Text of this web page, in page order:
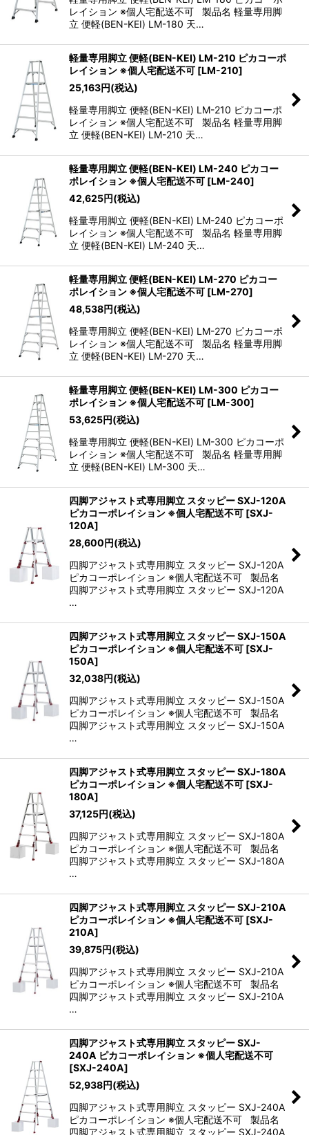
レイション ※個人宅配送不可 製品名 軽量専用脚
立 便軽(BEN-KEI) LM-180 天…
軽量専用脚立 便軽(BEN-KEI) LM-210 ピカコーポ
レイション ※個人宅配送不可 [LM-210]
25,163円(税込)
軽量専用脚立 便軽(BEN-KEI) LM-210 ピカコーポ
レイション ※個人宅配送不可 製品名 軽量専用脚
立 便軽(BEN-KEI) LM-210 天…
軽量専用脚立 便軽(BEN-KEI) LM-240 ピカコー
ポレイション ※個人宅配送不可 [LM-240]
42,625円(税込)
軽量専用脚立 便軽(BEN-KEI) LM-240 ピカコーポ
レイション ※個人宅配送不可 製品名 軽量専用脚
立 便軽(BEN-KEI) LM-240 天…
軽量専用脚立 便軽(BEN-KEI) LM-270 ピカコー
ポレイション ※個人宅配送不可 [LM-270]
48,538円(税込)
軽量専用脚立 便軽(BEN-KEI) LM-270 ピカコーポ
レイション ※個人宅配送不可 製品名 軽量専用脚
立 便軽(BEN-KEI) LM-270 天…
軽量専用脚立 便軽(BEN-KEI) LM-300 ピカコー
ポレイション ※個人宅配送不可 [LM-300]
53,625円(税込)
軽量専用脚立 便軽(BEN-KEI) LM-300 ピカコーポ
レイション ※個人宅配送不可 製品名 軽量専用脚
立 便軽(BEN-KEI) LM-300 天…
四脚アジャスト式専用脚立 スタッピー SXJ-120A
ピカコーポレイション ※個人宅配送不可 [SXJ-
120A]
28,600円(税込)
四脚アジャスト式専用脚立 スタッピー SXJ-120A
ピカコーポレイション ※個人宅配送不可 製品名
四脚アジャスト式専用脚立 スタッピー SXJ-120A
…
四脚アジャスト式専用脚立 スタッピー SXJ-150A
ピカコーポレイション ※個人宅配送不可 [SXJ-
150A]
32,038円(税込)
四脚アジャスト式専用脚立 スタッピー SXJ-150A
ピカコーポレイション ※個人宅配送不可 製品名
四脚アジャスト式専用脚立 スタッピー SXJ-150A
…
四脚アジャスト式専用脚立 スタッピー SXJ-180A
ピカコーポレイション ※個人宅配送不可 [SXJ-
180A]
37,125円(税込)
四脚アジャスト式専用脚立 スタッピー SXJ-180A
ピカコーポレイション ※個人宅配送不可 製品名
四脚アジャスト式専用脚立 スタッピー SXJ-180A
…
四脚アジャスト式専用脚立 スタッピー SXJ-210A
ピカコーポレイション ※個人宅配送不可 [SXJ-
210A]
39,875円(税込)
四脚アジャスト式専用脚立 スタッピー SXJ-210A
ピカコーポレイション ※個人宅配送不可 製品名
四脚アジャスト式専用脚立 スタッピー SXJ-210A
…
四脚アジャスト式専用脚立 スタッピー SXJ-
240A ピカコーポレイション ※個人宅配送不可
[SXJ-240A]
52,938円(税込)
四脚アジャスト式専用脚立 スタッピー SXJ-240A
ピカコーポレイション ※個人宅配送不可 製品名
四脚アジャスト式専用脚立 スタッピー SXJ-240A